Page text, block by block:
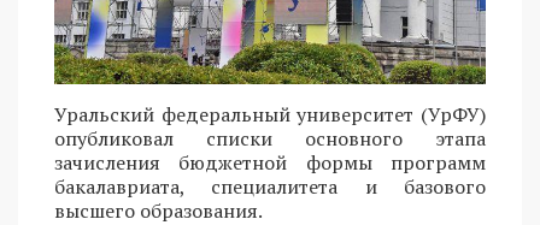
Уральский федеральный университет (УрФУ)
опубликовал списки основного этапа
зачисления бюджетной формы программ
бакалавриата, специалитета и базового
высшего образования.